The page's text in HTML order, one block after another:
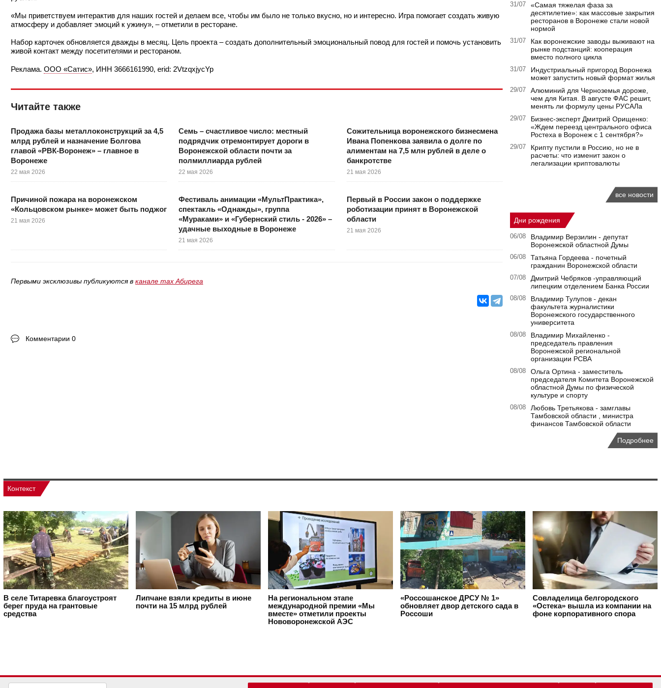
«Мы приветствуем интерактив для наших гостей и делаем все, чтобы им было не только вкусно, но и интересно. Игра помогает создать живую
атмосферу и добавляет эмоций к ужину», – отметили в ресторане.
Набор карточек обновляется дважды в месяц. Цель проекта – создать дополнительный эмоциональный повод для гостей и помочь установить
живой контакт между посетителями и рестораном.
Реклама. ООО «Сатис», ИНН 3666161990, erid: 2VtzqxjycYp
Читайте также
Продажа базы металлоконструкций за 4,5
млрд рублей и назначение Болгова
главой «РВК-Воронеж» – главное в
Воронеже
22 мая 2026
Семь – счастливое число: местный
подрядчик отремонтирует дороги в
Воронежской области почти за
полмиллиарда рублей
22 мая 2026
Сожительница воронежского бизнесмена
Ивана Попенкова заявила о долге по
алиментам на 7,5 млн рублей в деле о
банкротстве
21 мая 2026
Причиной пожара на воронежском
«Кольцовском рынке» может быть поджог
21 мая 2026
Фестиваль анимации «МультПрактика»,
спектакль «Однажды», группа
«Мураками» и «Губернский стиль - 2026» –
удачные выходные в Воронеже
21 мая 2026
Первый в России закон о поддержке
роботизации принят в Воронежской
области
21 мая 2026
Первыми эксклюзивы публикуются в канале max Абирега
Комментарии 0
31/07
«Самая тяжелая фаза за
десятилетие»: как массовые закрытия
ресторанов в Воронеже стали новой
нормой
31/07
Как воронежские заводы выживают на
рынке подстанций: кооперация
вместо полного цикла
31/07
Индустриальный пригород Воронежа
может запустить новый формат жилья
29/07
Алюминий для Черноземья дороже,
чем для Китая. В августе ФАС решит,
менять ли формулу цены РУСАЛа
29/07
Бизнес-эксперт Дмитрий Орищенко:
«Ждем переезд центрального офиса
Ростеха в Воронеж с 1 сентября?»
29/07
Крипту пустили в Россию, но не в
расчеты: что изменит закон о
легализации криптовалюты
все новости
Дни рождения
06/08
Владимир Верзилин - депутат
Воронежской областной Думы
06/08
Татьяна Гордеева - почетный
гражданин Воронежской области
07/08
Дмитрий Чебряков -управляющий
липецким отделением Банка России
08/08
Владимир Тулупов - декан
факультета журналистики
Воронежского государственного
университета
08/08
Владимир Михайленко -
председатель правления
Воронежской региональной
организации РСВА
08/08
Ольга Ортина - заместитель
председателя Комитета Воронежской
областной Думы по физической
культуре и спорту
08/08
Любовь Третьякова - замглавы
Тамбовской области , министра
финансов Тамбовской области
Подробнее
Контекст
В селе Титаревка благоустроят
берег пруда на грантовые
средства
Липчане взяли кредиты в июне
почти на 15 млрд рублей
На региональном этапе
международной премии «Мы
вместе» отметили проекты
Нововоронежской АЭС
«Россошанское ДРСУ № 1»
обновляет двор детского сада в
Россоши
Совладелица белгородского
«Остека» вышла из компании на
фоне корпоративного спора